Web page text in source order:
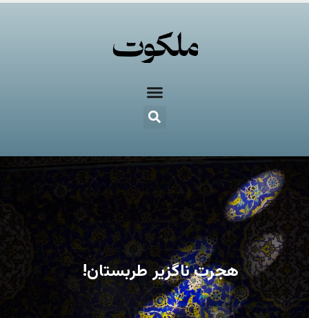
هجرت ناگزیر طربستان!